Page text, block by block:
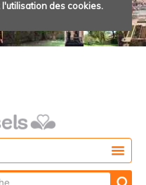
des cookies.